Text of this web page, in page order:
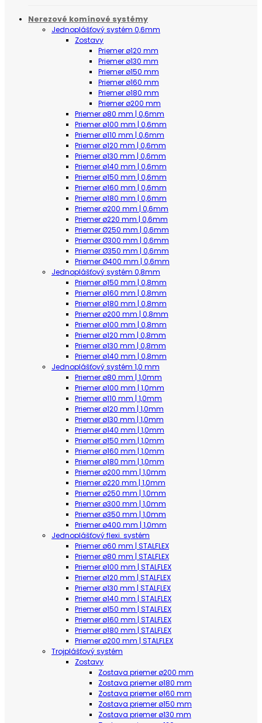
Nerezové komínové systémy
Jednoplášťový systém 0,6mm
Zostavy
Priemer ø120 mm
Priemer ø130 mm
Priemer ø150 mm
Priemer ø160 mm
Priemer ø180 mm
Priemer ø200 mm
Priemer ø80 mm | 0,6mm
Priemer ø100 mm | 0,6mm
Priemer ø110 mm | 0,6mm
Priemer ø120 mm | 0,6mm
Priemer ø130 mm | 0,6mm
Priemer ø140 mm | 0,6mm
Priemer ø150 mm | 0,6mm
Priemer ø160 mm | 0,6mm
Priemer ø180 mm | 0,6mm
Priemer ø200 mm | 0,6mm
Priemer ø220 mm | 0,6mm
Priemer Ø250 mm | 0,6mm
Priemer Ø300 mm | 0,6mm
Priemer Ø350 mm | 0,6mm
Priemer Ø400 mm | 0,6mm
Jednoplášťový systém 0,8mm
Priemer ø150 mm | 0,8mm
Priemer ø160 mm | 0,8mm
Priemer ø180 mm | 0,8mm
Priemer ø200 mm | 0,8mm
Priemer ø100 mm | 0,8mm
Priemer ø120 mm | 0,8mm
Priemer ø130 mm | 0,8mm
Priemer ø140 mm | 0,8mm
Jednoplášťový systém 1,0 mm
Priemer ø80 mm | 1,0mm
Priemer ø100 mm | 1,0mm
Priemer ø110 mm | 1,0mm
Priemer ø120 mm | 1,0mm
Priemer ø130 mm | 1,0mm
Priemer ø140 mm | 1,0mm
Priemer ø150 mm | 1,0mm
Priemer ø160 mm | 1,0mm
Priemer ø180 mm | 1,0mm
Priemer ø200 mm | 1,0mm
Priemer ø220 mm | 1,0mm
Priemer ø250 mm | 1,0mm
Priemer ø300 mm | 1,0mm
Priemer ø350 mm | 1,0mm
Priemer ø400 mm | 1,0mm
Jednoplášťový flexi. systém
Priemer ø60 mm | STALFLEX
Priemer ø80 mm | STALFLEX
Priemer ø100 mm | STALFLEX
Priemer ø120 mm | STALFLEX
Priemer ø130 mm | STALFLEX
Priemer ø140 mm | STALFLEX
Priemer ø150 mm | STALFLEX
Priemer ø160 mm | STALFLEX
Priemer ø180 mm | STALFLEX
Priemer ø200 mm | STALFLEX
Trojplášťový systém
Zostavy
Zostava priemer ø200 mm
Zostava priemer ø180 mm
Zostava priemer ø160 mm
Zostava priemer ø150 mm
Zostava priemer ø130 mm